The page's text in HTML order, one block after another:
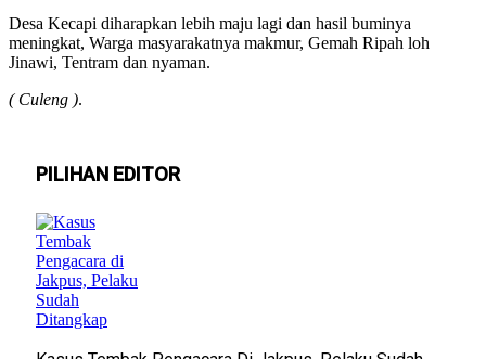
Desa Kecapi diharapkan lebih maju lagi dan hasil buminya
meningkat, Warga masyarakatnya makmur, Gemah Ripah loh
Jinawi, Tentram dan nyaman.
( Culeng ).
PILIHAN EDITOR